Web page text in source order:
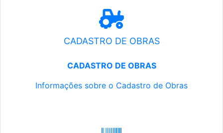
CADASTRO DE OBRAS
CADASTRO DE OBRAS
Informações sobre o Cadastro de Obras